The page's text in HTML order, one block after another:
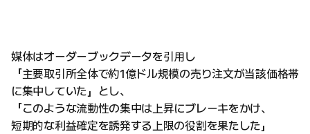
媒体はオーダーブックデータを引用し
「主要取引所全体で約1億ドル規模の売り注文が当該価格帯
に集中していた」とし、
「このような流動性の集中は上昇にブレーキをかけ、
短期的な利益確定を誘発する上限の役割を果たした」